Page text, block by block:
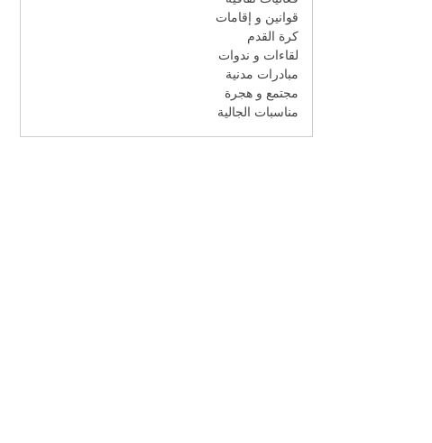
قوانين و إقامات
كرة القدم
لقاءات و ندوات
مبادرات مدنية
مجتمع و هجرة
مناسبات الجالية